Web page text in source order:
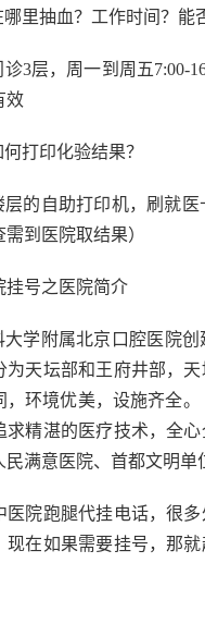
哪里抽血？工作时间？能
3层，周一到周五7:00-
效
打印化验结果？
层的自助打印机，刷就
到医院取结果）
挂号之医院简介
大学附属北京口腔医院
为天坛部和王府井部，
，环境优美，设施齐全
求精湛的医疗技术，全
满意医院、首都文明单
医院跑腿代挂电话，很
现在如果需要挂号，那